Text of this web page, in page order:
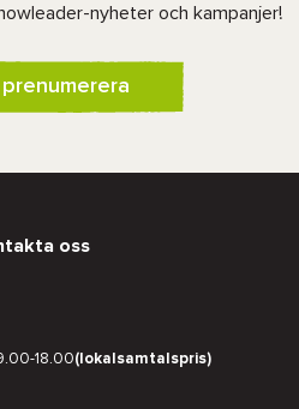
nyheter och kampanjer!
oss
18.00(lokalsamtalspris)